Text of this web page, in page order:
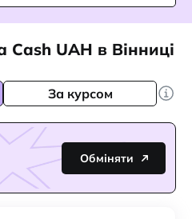
Cash UAH в Вінниці
За курсом
Обміняти